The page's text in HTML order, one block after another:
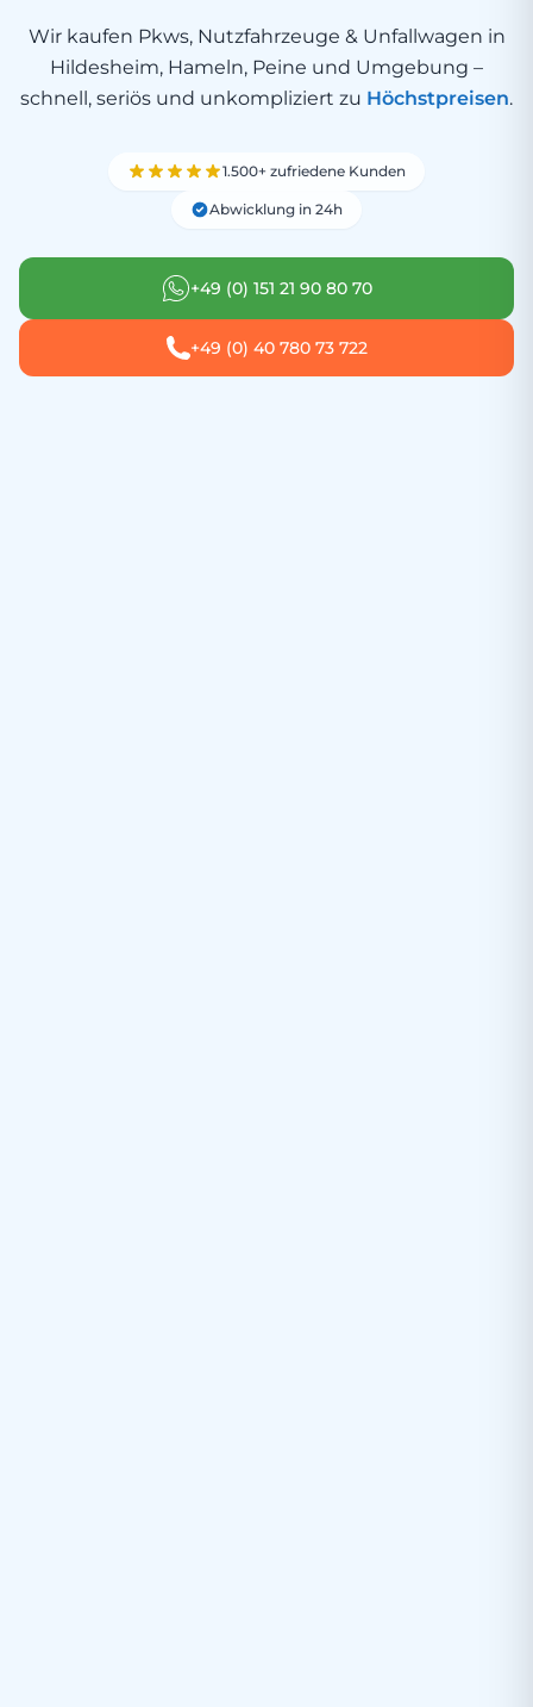
Wir kaufen Pkws, Nutzfahrzeuge & Unfallwagen in
Hildesheim, Hameln, Peine und Umgebung –
schnell, seriös und unkompliziert zu Höchstpreisen.
1.500+ zufriedene Kunden
Abwicklung in 24h
+49 (0) 151 21 90 80 70
+49 (0) 40 780 73 722